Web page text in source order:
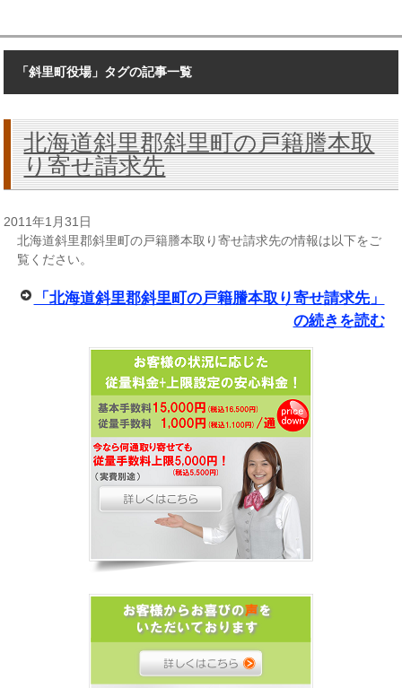
「斜里町役場」タグの記事一覧
北海道斜里郡斜里町の戸籍謄本取
り寄せ請求先
2011年1月31日
北海道斜里郡斜里町の戸籍謄本取り寄せ請求先の情報は以下をご
覧ください。
「北海道斜里郡斜里町の戸籍謄本取り寄せ請求先」
の続きを読む